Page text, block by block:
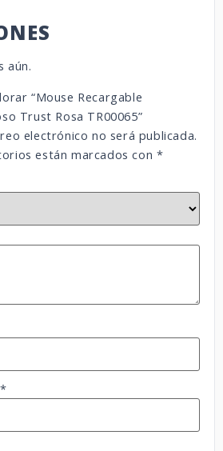
aún.
“Mouse Recargable
Trust Rosa TR00065”
electrónico no será publicada.
están marcados con *
*